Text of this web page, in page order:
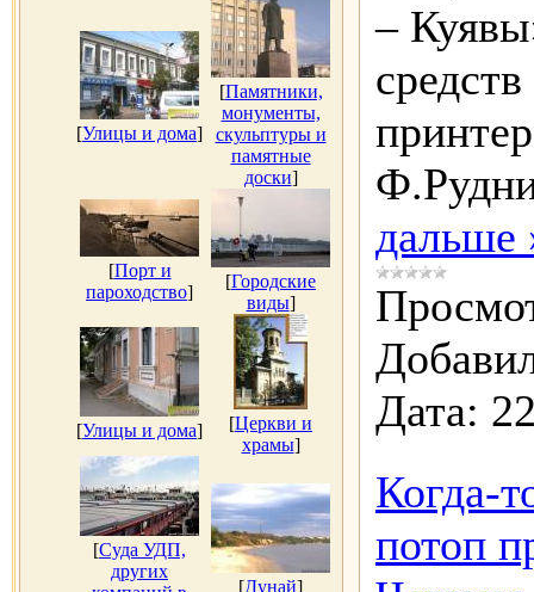
[Улицы и дома]
[Памятники,
монументы,
скульптуры и
памятные
доски]
[Порт и
пароходство]
[Городские
виды]
[Улицы и дома] [Церкви и
храмы]
[Суда УДП,
других
[Дунай]
–
дальше
Дата:
Когда-
потоп